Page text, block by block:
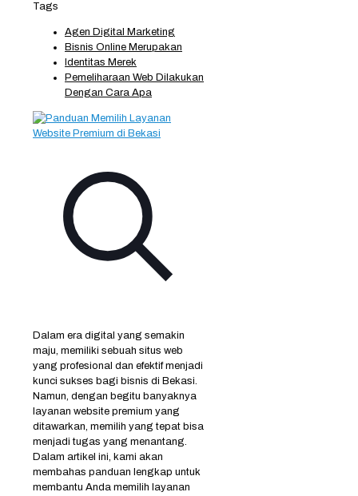
Tags
Agen Digital Marketing
Bisnis Online Merupakan
Identitas Merek
Pemeliharaan Web Dilakukan
Dengan Cara Apa
Dalam era digital yang semakin
maju, memiliki sebuah situs web
yang profesional dan efektif menjadi
kunci sukses bagi bisnis di Bekasi.
Namun, dengan begitu banyaknya
layanan website premium yang
ditawarkan, memilih yang tepat bisa
menjadi tugas yang menantang.
Dalam artikel ini, kami akan
membahas panduan lengkap untuk
membantu Anda memilih layanan